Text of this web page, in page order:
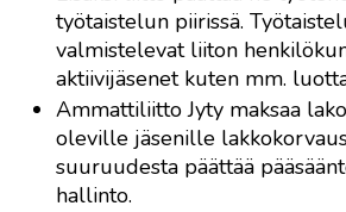
työtaistelun piirissä.
valmistelevat liiton
aktiivijäsenet kuten mm.
Ammattiliitto Jyty maksaa
oleville jäsenille
suuruudesta päättää
hallinto.